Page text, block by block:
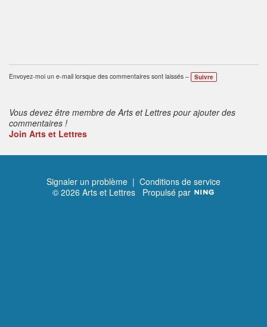
Envoyez-moi un e-mail lorsque des commentaires sont laissés – Suivre
Vous devez être membre de Arts et Lettres pour ajouter des
commentaires !
Join Arts et Lettres
Signaler un problème | Conditions de service
© 2026 Arts et Lettres Propulsé par